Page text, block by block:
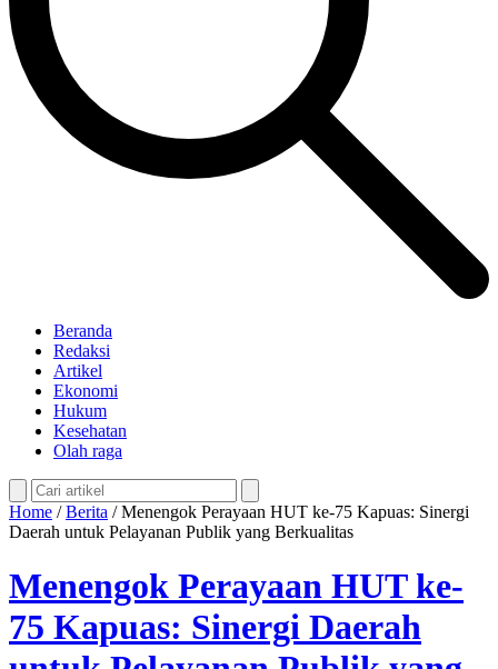
Beranda
Redaksi
Artikel
Ekonomi
Hukum
Kesehatan
Olah raga
Home /Berita /Menengok Perayaan HUT ke-75 Kapuas: Sinergi
Daerah untuk Pelayanan Publik yang Berkualitas
Menengok Perayaan HUT ke-
75 Kapuas: Sinergi Daerah